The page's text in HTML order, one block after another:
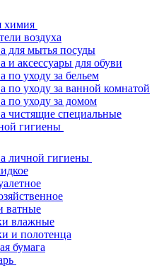
химия
воздуха
для мытья посуды
и аксессуары для обуви
по уходу за бельем
по уходу за ванной комнатой
по уходу за домом
чистящие специальные
гигиены
личной гигиены
ватные
влажные
и полотенца
бумага